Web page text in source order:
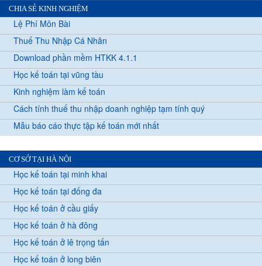
CHIA SẺ KINH NGHIỆM
Lệ Phí Môn Bài
Thuế Thu Nhập Cá Nhân
Download phần mềm HTKK 4.1.1
Học kế toán tại vũng tàu
Kinh nghiệm làm kế toán
Cách tính thuế thu nhập doanh nghiệp tạm tính quý
Mẫu báo cáo thực tập kế toán mới nhất
CƠ SỞ TẠI HÀ NỘI
Học kế toán tại minh khai
Học kế toán tại đống đa
Học kế toán ở cầu giấy
Học kế toán ở hà đông
Học kế toán ở lê trọng tấn
Học kế toán ở long biên